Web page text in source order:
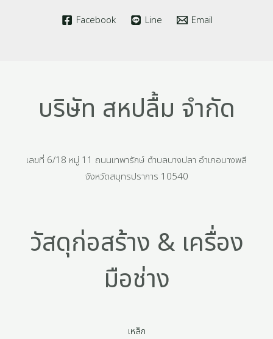
Facebook Line Email
บริษัท สหปลื้ม จำกัด
เลขที่ 6/18 หมู่ 11 ถนนเทพารักษ์ ตำบลบางปลา อำเภอบางพลี
จังหวัดสมุทรปราการ 10540
วัสดุก่อสร้าง & เครื่อง
มือช่าง
เหล็ก